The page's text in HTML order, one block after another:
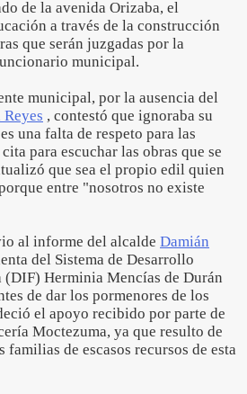
de la avenida Orizaba, el
a través de la construcción
que serán juzgadas por la
municipal.
municipal, por la ausencia del
, contestó que ignoraba su
una falta de respeto para las
para escuchar las obras que se
que sea el propio edil quien
entre "nosotros no existe
al informe del alcalde Damián
del Sistema de Desarrollo
Herminia Mencías de Durán
de dar los pormenores de los
el apoyo recibido por parte de
Moctezuma, ya que resulto de
familias de escasos recursos de esta